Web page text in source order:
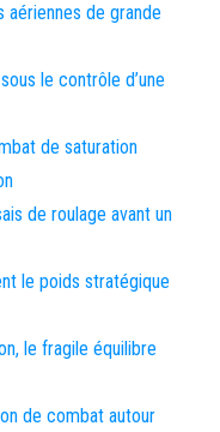
aériennes de grande
le contrôle d’une
de saturation
de roulage avant un
le poids stratégique
le fragile équilibre
de combat autour